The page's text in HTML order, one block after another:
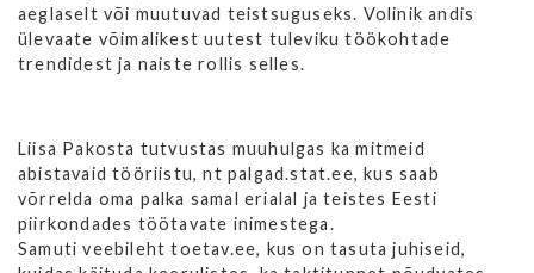
aeglaselt või muutuvad teistsuguseks. Volinik andis
ülevaate võimalikest uutest tuleviku töökohtade
trendidest ja naiste rollis selles.
Liisa Pakosta tutvustas muuhulgas ka mitmeid
abistavaid tööriistu, nt palgad.stat.ee, kus saab
võrrelda oma palka samal erialal ja teistes Eesti
piirkondades töötavate inimestega.
Samuti veebileht toetav.ee, kus on tasuta juhiseid,